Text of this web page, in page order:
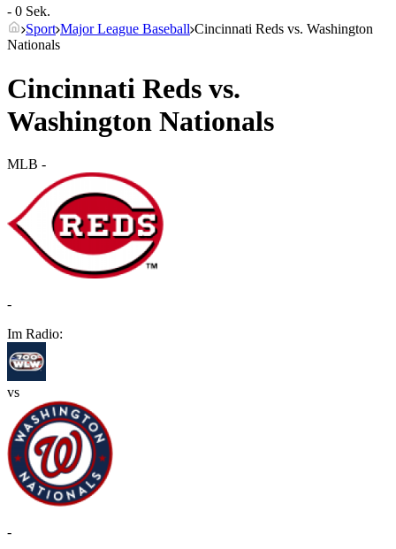
- 0 Sek.
Sport Major League Baseball Cincinnati Reds vs. Washington
Nationals
Cincinnati Reds vs.
Washington Nationals
MLB -
-
Im Radio:
vs
-